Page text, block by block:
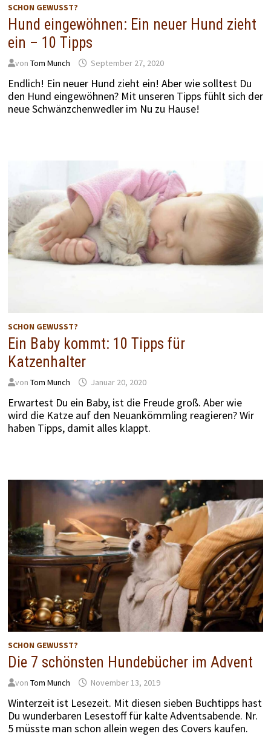
SCHON GEWUSST?
Hund eingewöhnen: Ein neuer Hund zieht
ein – 10 Tipps
von Tom Munch September 27, 2020
Endlich! Ein neuer Hund zieht ein! Aber wie solltest Du
den Hund eingewöhnen? Mit unseren Tipps fühlt sich der
neue Schwänzchenwedler im Nu zu Hause!
SCHON GEWUSST?
Ein Baby kommt: 10 Tipps für
Katzenhalter
von Tom Munch Januar 20, 2020
Erwartest Du ein Baby, ist die Freude groß. Aber wie
wird die Katze auf den Neuankömmling reagieren? Wir
haben Tipps, damit alles klappt.
SCHON GEWUSST?
Die 7 schönsten Hundebücher im Advent
von Tom Munch November 13, 2019
Winterzeit ist Lesezeit. Mit diesen sieben Buchtipps hast
Du wunderbaren Lesestoff für kalte Adventsabende. Nr.
5 müsste man schon allein wegen des Covers kaufen.